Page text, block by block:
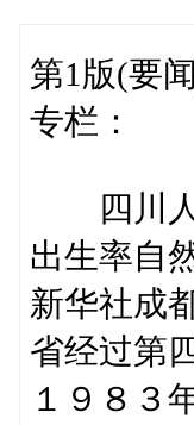
第1版(要
专栏：
四川人
出生率自
新华社成
省经过第
１９８３